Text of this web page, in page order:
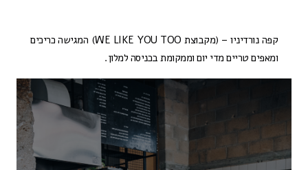
קפה נורדיניו – (מקבוצת WE LIKE YOU TOO) המגישה כריכים
ומאפים טריים מדי יום וממקומת בכניסה למלון.